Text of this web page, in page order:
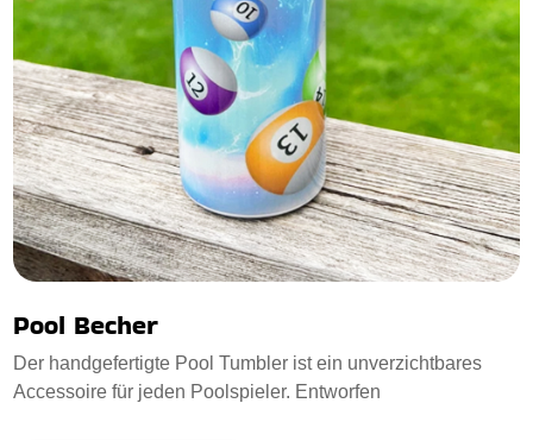
Pool Becher
Der handgefertigte Pool Tumbler ist ein unverzichtbares
Accessoire für jeden Poolspieler. Entworfen